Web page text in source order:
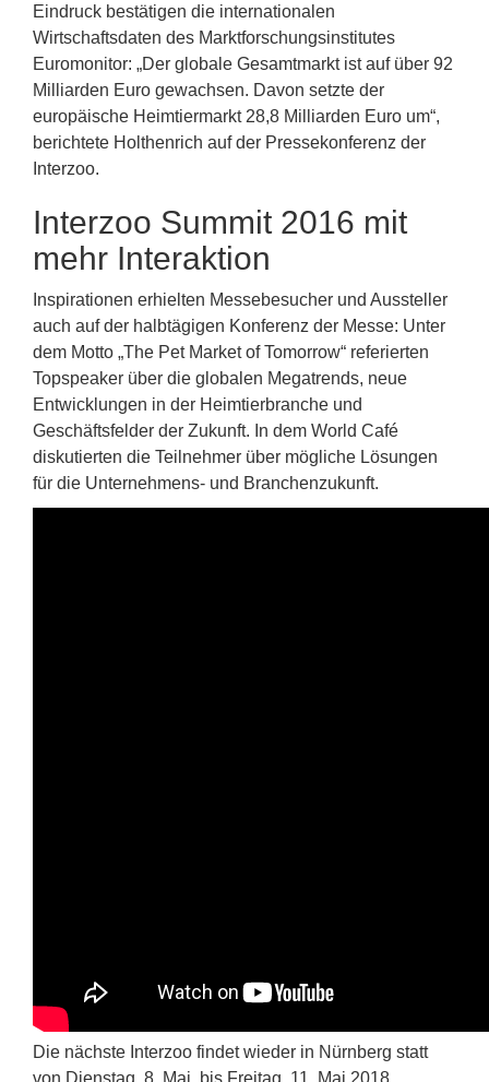
Eindruck bestätigen die internationalen
Wirtschaftsdaten des Marktforschungsinstitutes
Euromonitor: „Der globale Gesamtmarkt ist auf über 92
Milliarden Euro gewachsen. Davon setzte der
europäische Heimtiermarkt 28,8 Milliarden Euro um“,
berichtete Holthenrich auf der Pressekonferenz der
Interzoo.
Interzoo Summit 2016 mit
mehr Interaktion
Inspirationen erhielten Messebesucher und Aussteller
auch auf der halbtägigen Konferenz der Messe: Unter
dem Motto „The Pet Market of Tomorrow“ referierten
Topspeaker über die globalen Megatrends, neue
Entwicklungen in der Heimtierbranche und
Geschäftsfelder der Zukunft. In dem World Café
diskutierten die Teilnehmer über mögliche Lösungen
für die Unternehmens- und Branchenzukunft.
Die nächste Interzoo findet wieder in Nürnberg statt
von Dienstag, 8. Mai, bis Freitag, 11. Mai 2018.